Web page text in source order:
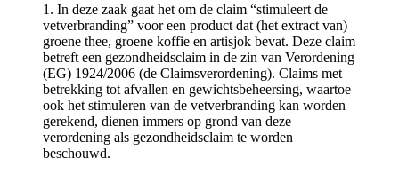
1. In deze zaak gaat het om de claim “stimuleert de
vetverbranding” voor een product dat (het extract van)
groene thee, groene koffie en artisjok bevat. Deze claim
betreft een gezondheidsclaim in de zin van Verordening
(EG) 1924/2006 (de Claimsverordening). Claims met
betrekking tot afvallen en gewichtsbeheersing, waartoe
ook het stimuleren van de vetverbranding kan worden
gerekend, dienen immers op grond van deze
verordening als gezondheidsclaim te worden
beschouwd.